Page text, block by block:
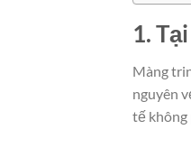
1.
Màng
nguyên
tế không